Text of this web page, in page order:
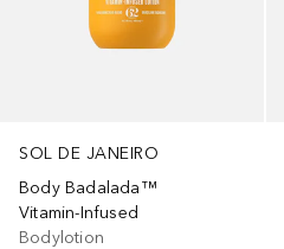
SOL DE JANEIRO
Body Badalada™
Vitamin-Infused
Bodylotion